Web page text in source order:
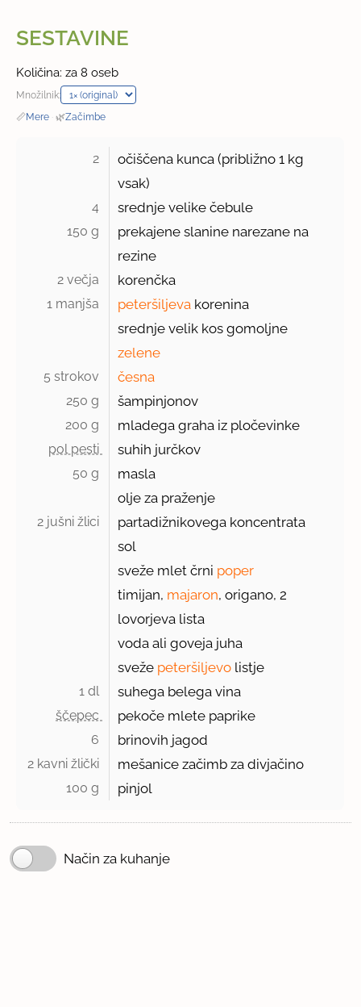
SESTAVINE
Količina: za 8 oseb
Množilnik:
📏Mere · 🌿Začimbe
2 očiščena kunca (približno1 kg
vsak)
4 srednje velike čebule
150 g
prekajene slanine narezane na
rezine
2 večja korenčka
1 manjša peteršiljeva korenina
srednje velik kos gomoljne
zelene
5 strokov česna
250 g šampinjonov
200 g mladega graha iz pločevinke
pol pesti suhih jurčkov
50 g
masla
olje za praženje
2 jušni žlici
partadižnikovega koncentrata
sol
sveže mlet črni poper
timijan, majaron, origano, 2
lovorjeva lista
voda ali goveja juha
sveže peteršiljevo listje
1 dl suhega belega vina
ščepec pekoče mlete paprike
6 brinovih jagod
2 kavni žlički mešanice začimb za divjačino
100 g pinjol
Način za kuhanje